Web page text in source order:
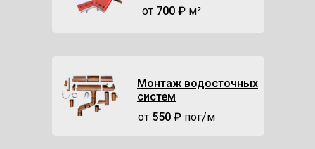
Монтаж водосточных
систем
от 550 ₽ пог/м
от 700 ₽ м²